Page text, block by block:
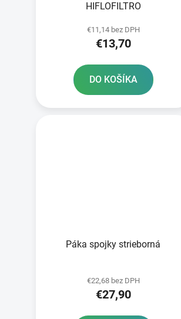
HIFLOFILTRO
€11,14 bez DPH
€13,70
DO KOŠÍKA
Páka spojky strieborná
€22,68 bez DPH
€27,90